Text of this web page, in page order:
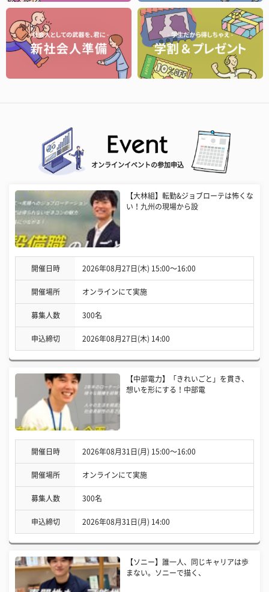
オンラインイベントの参加申込
【大林組】転勤&ジョブローテは怖くな
い！九州の現場から設
開催日時 2026年08月27日(木) 15:00〜16:00
開催場所 オンラインにて実施
募集人数 300名
申込締切 2026年08月27日(木) 14:00
【中部電力】「きれいごと」を貫き、
想いを形にする！中部電
開催日時 2026年08月31日(月) 15:00〜16:00
開催場所 オンラインにて実施
募集人数 300名
申込締切 2026年08月31日(月) 14:00
【ソニー】誰一人、同じキャリアは歩
まない。ソニーで描く、